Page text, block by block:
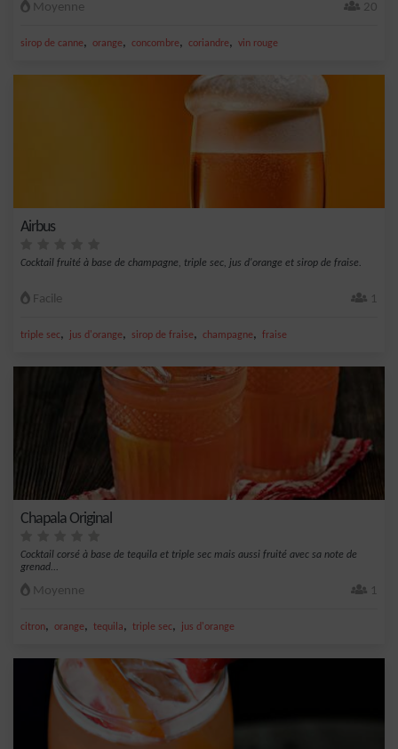
Moyenne 20
sirop de canne, orange, concombre, coriandre, vin rouge
Airbus
Cocktail fruité à base de champagne, triple sec, jus d'orange et sirop de fraise.
Facile 1
triple sec, jus d'orange, sirop de fraise, champagne, fraise
Chapala Original
Cocktail corsé à base de tequila et triple sec mais aussi fruité avec sa note de
grenad...
Moyenne 1
citron, orange, tequila, triple sec, jus d'orange